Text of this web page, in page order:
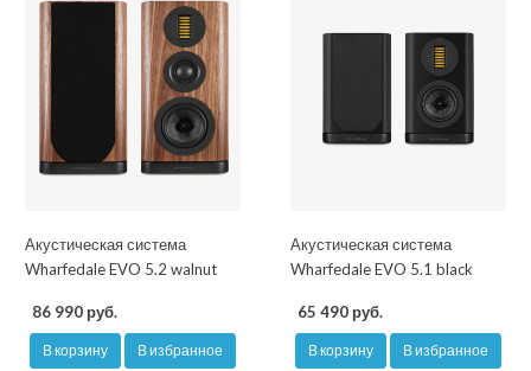
Акустическая система
Wharfedale EVO 5.2 walnut
86 990 руб.
В корзину В избранное
Акустическая система
Wharfedale EVO 5.1 black
65 490 руб.
В корзину В избранное